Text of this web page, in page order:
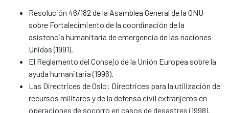
Resolución 46/182 de la Asamblea General de la ONU
sobre Fortalecimiento de la coordinación de la
asistencia humanitaria de emergencia de las naciones
Unidas (1991).
El Reglamento del Consejo de la Unión Europea sobre la
ayuda humanitaria (1996).
Las Directrices de Oslo: Directrices para la utilización de
recursos militares y de la defensa civil extranjeros en
operaciones de socorro en casos de desastres (1998).